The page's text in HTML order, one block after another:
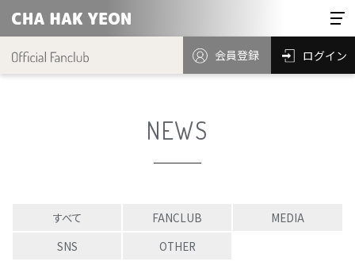
会員登録 ログイン
NEWS
すべて FANCLUB
MEDIA
SNS
OTHER